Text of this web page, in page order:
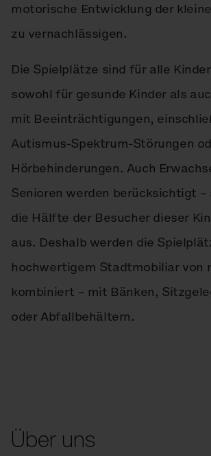
motorische Entwicklung der
zu vernachlässigen.
Die Spielplätze sind für alle
sowohl für gesunde Kinder als
mit Beeinträchtigungen,
Autismus-Spektrum-Störungen
Hörbehinderungen. Auch
Senioren werden berücksichtigt –
die Hälfte der Besucher dieser
aus. Deshalb werden die
hochwertigem Stadtmobiliar von
kombiniert – mit Bänken,
oder Abfallbehältern.
Über uns